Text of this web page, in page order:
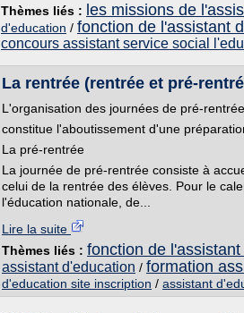
Thèmes liés : les missions de
d'education / fonction de l'assistant
concours assistant service social
La rentrée (rentrée et pré-
L'organisation des journées de pré-
constitue l'aboutissement d'une
La pré-rentrée
La journée de pré-rentrée consiste à
celui de la rentrée des élèves. Pour le
l'éducation nationale, de...
Lire la suite
Thèmes liés : fonction de
assistant d'education / formation
d'education site inscription / assistant